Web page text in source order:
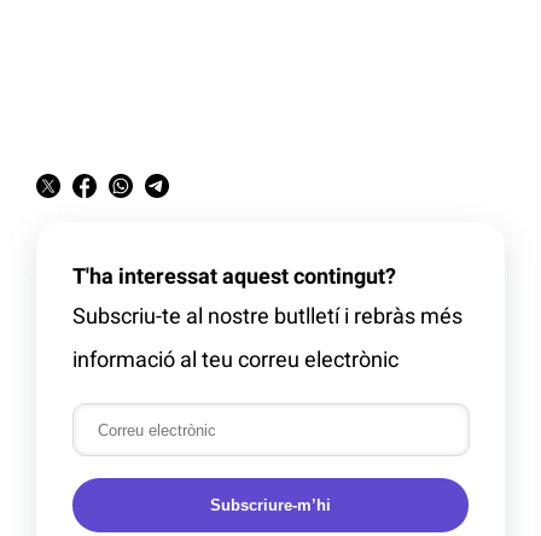
T'ha interessat aquest contingut?
Subscriu-te al nostre butlletí i rebràs més
informació al teu correu electrònic
Subscriure-m’hi